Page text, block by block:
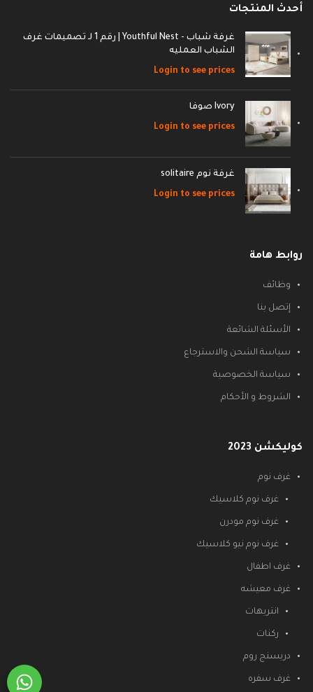
أحدث المنتجات
غرفة شباب - Youthful Nest | رقم 1 لـ تصميمات غرف
الشباب العمليه
Login to see prices
Ivory صوفا
Login to see prices
غرفة نوم solitaire
Login to see prices
روابط هامة
وظائف
إتصل بنا
الأسئلة الشائعة
سياسة الشحن والاسترجاع
سياسة الخصوصية
الشروط و الأحكام
كوليكشن 2023
غرف نوم
غرف نوم كلاسيك
غرف نوم مودرن
غرف نوم نيو كلاسيك
غرف اطفال
غرف معيشه
انتريهات
ركنات
دريسنج روم
غرف سفره